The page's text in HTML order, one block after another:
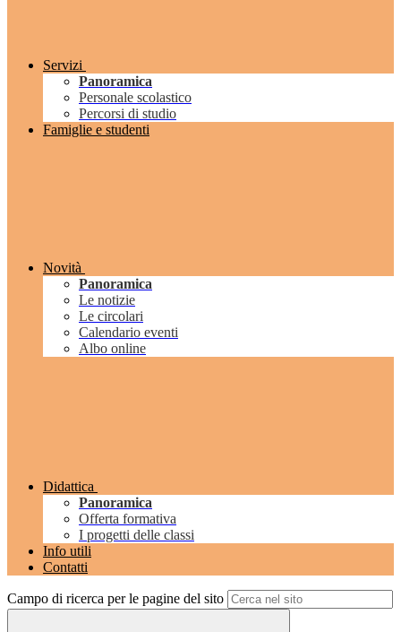
Servizi
Panoramica
Personale scolastico
Percorsi di studio
Famiglie e studenti
Novità
Panoramica
Le notizie
Le circolari
Calendario eventi
Albo online
Didattica
Panoramica
Offerta formativa
I progetti delle classi
Info utili
Contatti
Campo di ricerca per le pagine del sito